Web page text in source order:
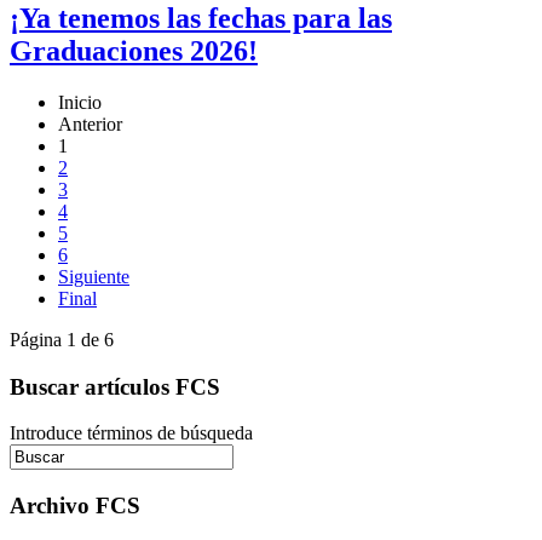
¡Ya tenemos las fechas para las
Graduaciones 2026!
Inicio
Anterior
1
2
3
4
5
6
Siguiente
Final
Página 1 de 6
Buscar artículos FCS
Introduce términos de búsqueda
Archivo FCS